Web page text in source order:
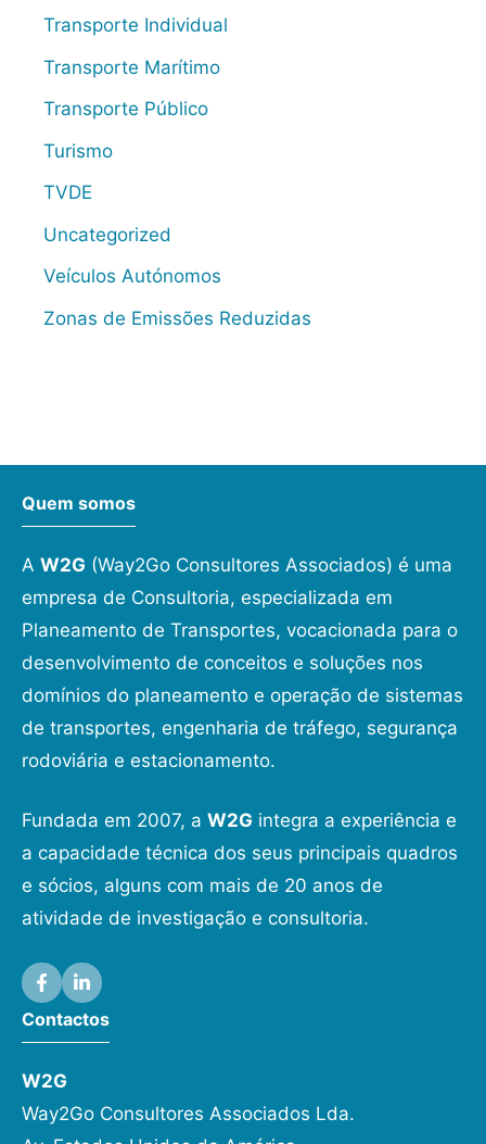
Transporte Individual
Transporte Marítimo
Transporte Público
Turismo
TVDE
Uncategorized
Veículos Autónomos
Zonas de Emissões Reduzidas
Quem somos
A W2G (Way2Go Consultores Associados) é uma
empresa de Consultoria, especializada em
Planeamento de Transportes, vocacionada para o
desenvolvimento de conceitos e soluções nos
domínios do planeamento e operação de sistemas
de transportes, engenharia de tráfego, segurança
rodoviária e estacionamento.
Fundada em 2007, a W2G integra a experiência e
a capacidade técnica dos seus principais quadros
e sócios, alguns com mais de 20 anos de
atividade de investigação e consultoria.
Contactos
W2G
Way2Go Consultores Associados Lda.